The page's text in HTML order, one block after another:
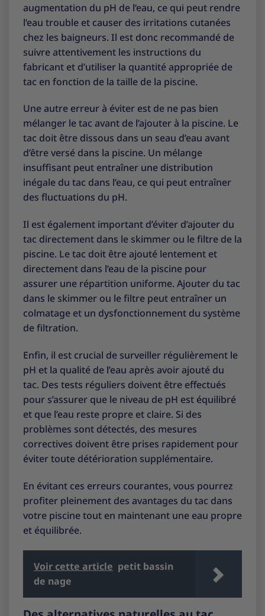
augmentation du pH de l’eau, ce qui peut rendre
l’eau trouble et causer des irritations cutanées
chez les baigneurs. Il est donc recommandé de
suivre attentivement les instructions du
fabricant et d’utiliser la quantité appropriée de
tac en fonction de la taille de la piscine.
Une autre erreur à éviter est de ne pas bien
mélanger le tac avant de l’ajouter à la piscine. Le
tac doit être dissous dans un seau d’eau avant
d’être versé dans la piscine. Un mélange
insuffisant peut entraîner une distribution
inégale du tac dans l’eau, ce qui peut entraîner
des fluctuations du pH.
Il est également important d’éviter d’ajouter du
tac directement dans le skimmer ou le filtre de la
piscine. Le tac doit être ajouté lentement et
directement dans l’eau de la piscine pour
assurer une répartition uniforme. Ajouter du tac
dans le skimmer ou le filtre peut entraîner un
colmatage et un dysfonctionnement du système
de filtration.
Enfin, il est crucial de surveiller régulièrement le
pH et la qualité de l’eau après avoir ajouté du
tac. Des tests réguliers doivent être effectués
pour s’assurer que le niveau de pH est équilibré
et que l’eau reste propre et claire. Si des
problèmes sont détectés, des mesures
correctives doivent être prises rapidement pour
éviter toute détérioration supplémentaire.
En évitant ces erreurs courantes, vous pourrez
profiter pleinement des avantages du tac dans
votre piscine tout en maintenant une eau propre
et équilibrée.
Voir cette article petit bassin
de nage